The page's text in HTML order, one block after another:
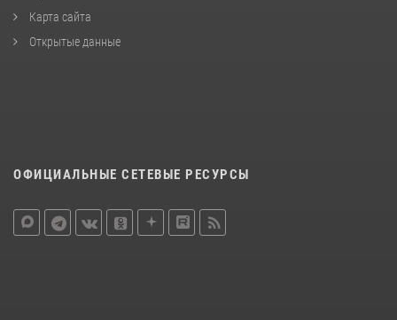
Карта сайта
Открытые данные
ОФИЦИАЛЬНЫЕ СЕТЕВЫЕ РЕСУРСЫ